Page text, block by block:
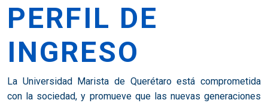
PERFIL DE
INGRESO
La Universidad Marista de Querétaro está comprometida
con la sociedad, y promueve que las nuevas generaciones